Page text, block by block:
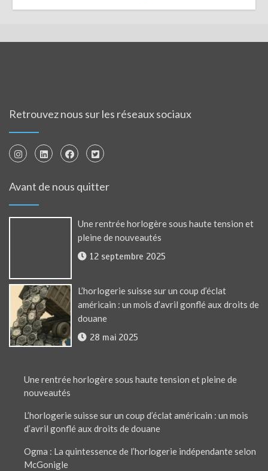
Retrouvez nous sur les réseaux sociaux
Avant de nous quitter
Une rentrée horlogère sous haute tension et
pleine de nouveautés
12 septembre 2025
L’horlogerie suisse sur un coup d’éclat
américain : un mois d’avril gonflé aux droits de
douane
28 mai 2025
Une rentrée horlogère sous haute tension et pleine de
nouveautés
L’horlogerie suisse sur un coup d’éclat américain : un mois
d’avril gonflé aux droits de douane
Ogma : La quintessence de l’horlogerie indépendante selon
McGonigle